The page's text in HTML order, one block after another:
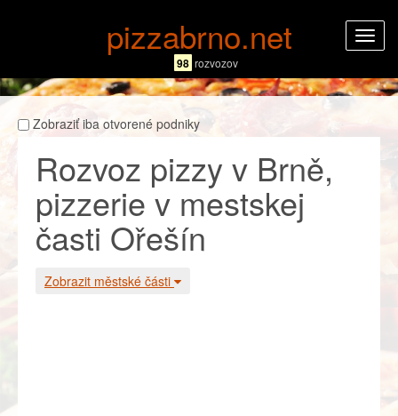
pizzabrno.net
98 rozvozov
Zobraziť iba otvorené podniky
Rozvoz pizzy v Brně,
pizzerie v mestskej
časti Ořešín
Zobrazit městské části